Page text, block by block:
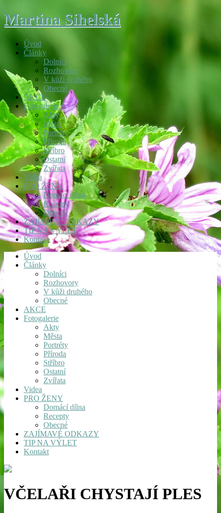
Martina Sihelská
Úvod
Články
Dolníci
Rozhovory
V kůži druhého
Obecné
AKCE
Fotogalerie
Akty
Města
Portréty
Příroda
Stříbro
Ostatní
Zvířata
Videa
PRO ŽENY
Domácí dílna
Recepty
Obecné
ZAJÍMAVÉ ODKAZY
TIP NA VÝLET
Kontakt
Úvod
Články
Dolníci
Rozhovory
V kůži druhého
Obecné
AKCE
Fotogalerie
Akty
Města
Portréty
Příroda
Stříbro
Ostatní
Zvířata
Videa
PRO ŽENY
Domácí dílna
Recepty
Obecné
ZAJÍMAVÉ ODKAZY
TIP NA VÝLET
Kontakt
VČELAŘI CHYSTAJÍ PLES